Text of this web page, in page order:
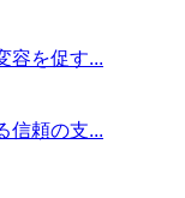
容を促す...
信頼の支...